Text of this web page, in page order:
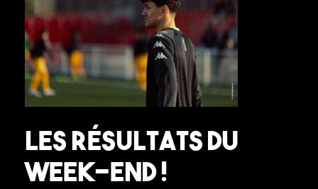
Les résultats du
week-end !